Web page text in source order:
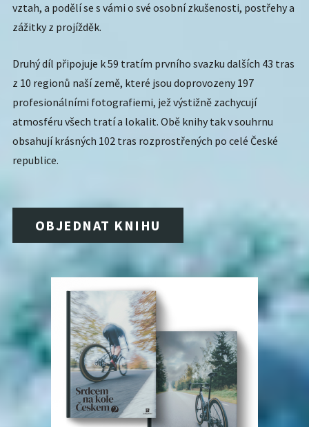
vztah, a podělí se s vámi o své osobní zkušenosti, postřehy a
zážitky z projížděk.
Druhý díl připojuje k 59 tratím prvního svazku dalších 43 tras
z 10 regionů naší země, které jsou doprovozeny 197
profesionálními fotografiemi, jež výstižně zachycují
atmosféru všech tratí a lokalit. Obě knihy tak v souhrnu
obsahují krásných 102 tras rozprostřených po celé České
republice.
OBJEDNAT KNIHU